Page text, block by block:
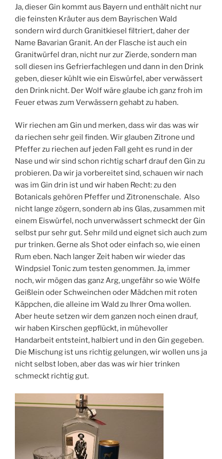
Ja, dieser Gin kommt aus Bayern und enthält nicht nur
die feinsten Kräuter aus dem Bayrischen Wald
sondern wird durch Granitkiesel filtriert, daher der
Name Bavarian Granit. An der Flasche ist auch ein
Granitwürfel dran, nicht nur zur Zierde, sondern man
soll diesen ins Gefrierfachlegen und dann in den Drink
geben, dieser kühlt wie ein Eiswürfel, aber verwässert
den Drink nicht. Der Wolf wäre glaube ich ganz froh im
Feuer etwas zum Verwässern gehabt zu haben.
Wir riechen am Gin und merken, dass wir das was wir
da riechen sehr geil finden. Wir glauben Zitrone und
Pfeffer zu riechen auf jeden Fall geht es rund in der
Nase und wir sind schon richtig scharf drauf den Gin zu
probieren. Da wir ja vorbereitet sind, schauen wir nach
was im Gin drin ist und wir haben Recht: zu den
Botanicals gehören Pfeffer und Zitronenschale. Also
nicht lange zögern, sondern ab ins Glas, zusammen mit
einem Eiswürfel, noch unverwässert schmeckt der Gin
selbst pur sehr gut. Sehr mild und eignet sich auch zum
pur trinken. Gerne als Shot oder einfach so, wie einen
Rum eben. Nach langer Zeit haben wir wieder das
Windpsiel Tonic zum testen genommen. Ja, immer
noch, wir mögen das ganz Arg, ungefähr so wie Wölfe
Geißlein oder Schweinchen oder Mädchen mit roten
Käppchen, die alleine im Wald zu Ihrer Oma wollen.
Aber heute setzen wir dem ganzen noch einen drauf,
wir haben Kirschen gepflückt, in mühevoller
Handarbeit entsteint, halbiert und in den Gin gegeben.
Die Mischung ist uns richtig gelungen, wir wollen uns ja
nicht selbst loben, aber das was wir hier trinken
schmeckt richtig gut.